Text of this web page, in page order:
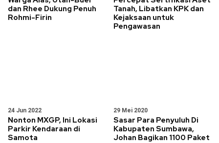
dan Rhee Dukung Penuh
Rohmi-Firin
Tanah, Libatkan KPK dan
Kejaksaan untuk
Pengawasan
24 Jun 2022
Nonton MXGP, Ini Lokasi
Parkir Kendaraan di
Samota
29 Mei 2020
Sasar Para Penyuluh Di
Kabupaten Sumbawa,
Johan Bagikan 1100 Paket